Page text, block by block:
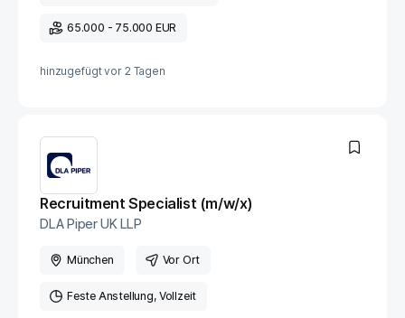
65.000 - 75.000 EUR
hinzugefügt vor 2 Tagen
Recruitment Specialist (m/w/x)
DLA Piper UK LLP
München Vor Ort
Feste Anstellung Vollzeit